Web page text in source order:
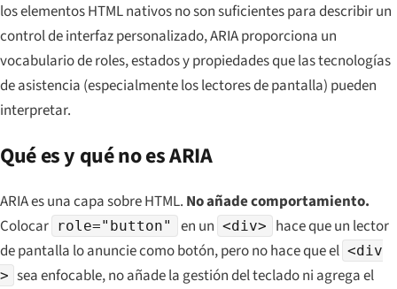
los elementos HTML nativos no son suficientes para describir un
control de interfaz personalizado, ARIA proporciona un
vocabulario de roles, estados y propiedades que las tecnologías
de asistencia (especialmente los lectores de pantalla) pueden
interpretar.
Qué es y qué no es ARIA
ARIA es unacapa sobreHTML. No añade comportamiento.
Colocar role="button" en un <div>
hace que un lector
de pantalla lo anuncie como botón, pero no hace que el <div
> sea enfocable, no añade la gestión del teclado ni agrega el